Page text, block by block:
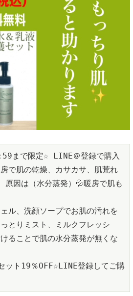
まで限定☆ LINE＠登録で購入
で肌の乾燥、カサカサ、肌荒れ
原因は（水分蒸発）💦暖房で肌も
ル、洗顔ソープでお肌の汚れを
とりミスト、ミルクフレッシ
ることで肌の水分蒸発が無くな
ット19％OFF☆LINE登録してご購